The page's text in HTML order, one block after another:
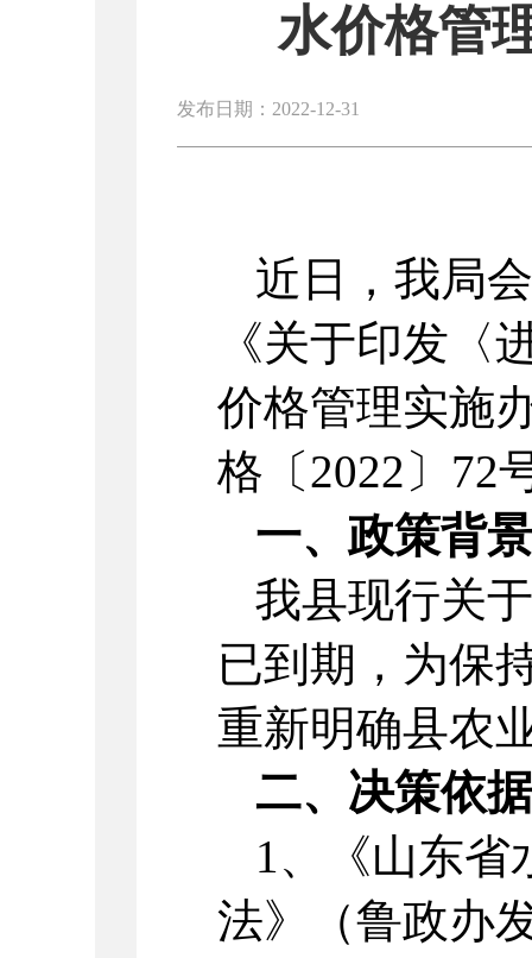
水价格管
发布日期：2022-12-31
近日，我局
《关于印发〈
价格管理实施
格〔2022〕72
一、政策背景
我县现行关
已到期，为保
重新明确县农
二、决策依据
1、《山东省
法》（鲁政办